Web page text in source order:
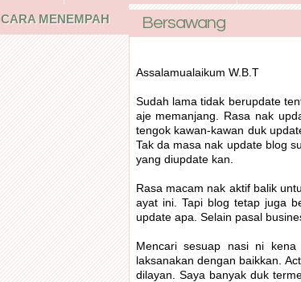
CARA MENEMPAH Bersawang
Assalamualaikum W.B.T
Sudah lama tidak berupdate
aje memanjang. Rasa nak
tengok kawan-kawan duk
Tak da masa nak update blog
yang diupdate kan.
Rasa macam nak aktif balik
ayat ini. Tapi blog tetap juga
update apa. Selain pasal
Mencari sesuap nasi ni
laksanakan dengan baikkan.
dilayan. Saya banyak duk